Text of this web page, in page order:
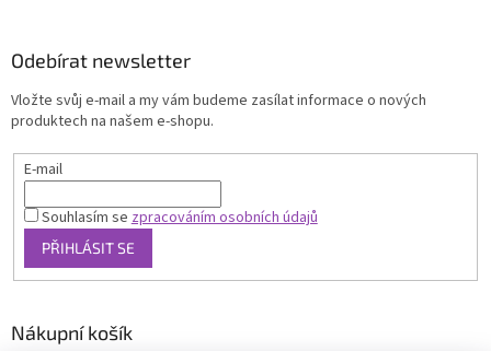
Odebírat newsletter
Vložte svůj e-mail a my vám budeme zasílat informace o nových
produktech na našem e-shopu.
E-mail
Souhlasím sezpracováním osobních údajů
PŘIHLÁSIT SE
Nákupní košík